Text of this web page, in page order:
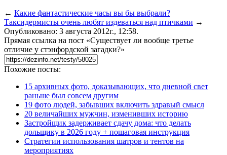
← Какие фантастические часы вы бы выбрали?
Таксидермисты очень любят издеваться над птичками →
Опубликовано: 3 августа 2012г., 12:58.
Прямая ссылка на пост «Существует ли вообще третье
отличие у стэнфордской загадки?»
Похожие посты:
15 архивных фото, доказывающих, что дневной свет
раньше был совсем другим
19 фото людей, забывших включить здравый смысл
20 величайших мужчин, изменивших историю
Застройщик задерживает сдачу дома: что делать
дольщику в 2026 году + пошаговая инструкция
Стратегии использования шатров и тентов на
мероприятиях